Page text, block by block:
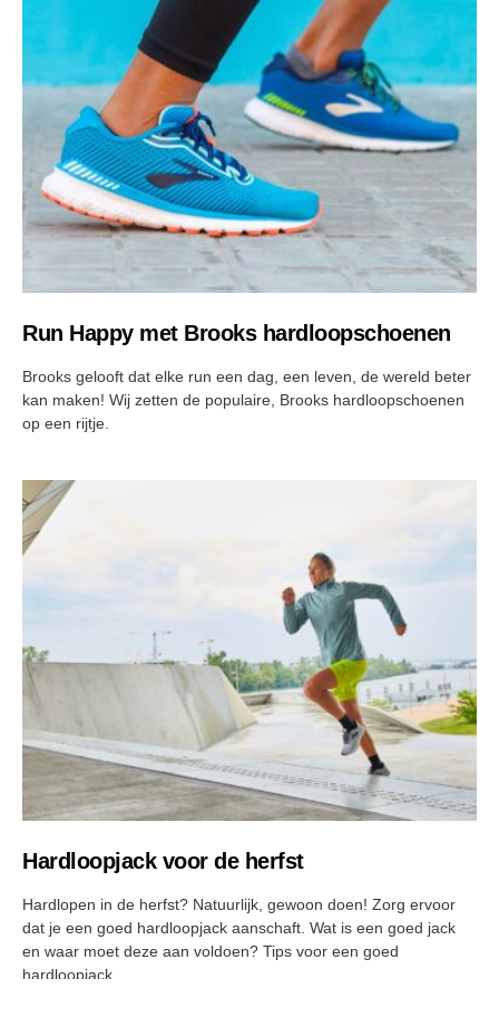
Run Happy met Brooks hardloopschoenen
Brooks gelooft dat elke run een dag, een leven, de wereld beter
kan maken! Wij zetten de populaire, Brooks hardloopschoenen
op een rijtje.
Hardloopjack voor de herfst
Hardlopen in de herfst? Natuurlijk, gewoon doen! Zorg ervoor
dat je een goed hardloopjack aanschaft. Wat is een goed jack
en waar moet deze aan voldoen? Tips voor een goed
hardloopjack.